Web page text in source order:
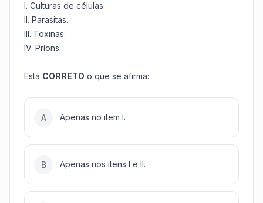
I. Culturas de células.
II. Parasitas.
III. Toxinas.
IV. Príons.
Está CORRETO o que se afirma:
A Apenas no item I.
B Apenas nos itens I e II.